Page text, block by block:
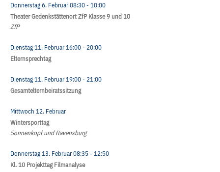
Donnerstag 6. Februar08:30- 10:00
Theater Gedenkstättenort ZfP Klasse 9 und 10
ZfP
Dienstag 11. Februar16:00- 20:00
Elternsprechtag
Dienstag 11. Februar19:00- 21:00
Gesamtelternbeiratssitzung
Mittwoch 12. Februar
Wintersporttag
Sonnenkopf und Ravensburg
Donnerstag 13. Februar08:35- 12:50
Kl. 10 Projekttag Filmanalyse